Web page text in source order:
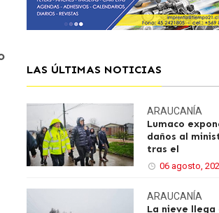
LAS ÚLTIMAS NOTICIAS
ARAUCANÍA
Lumaco
daños al
tras el
06 agosto,
ARAUCANÍA
La nieve llega